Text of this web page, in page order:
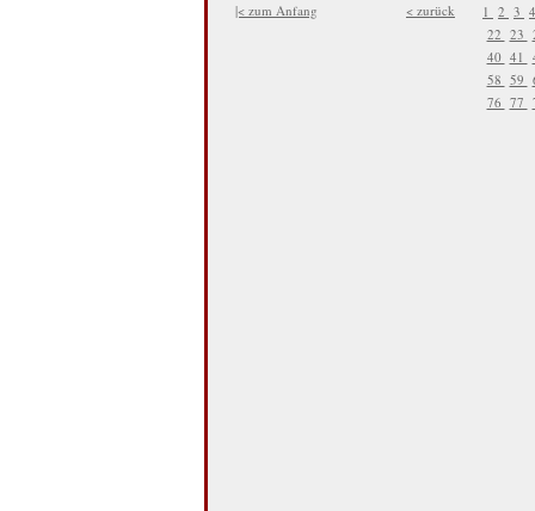
|< zum Anfang < zurück 1 2 3
22 23
40 41
58 59
76 77